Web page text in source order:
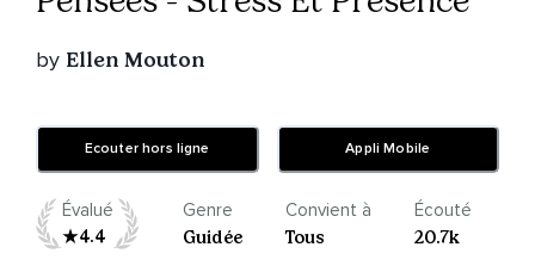
by Ellen Mouton
Ecouter hors ligne Appli Mobile
Évalué
4.4
Genre
Guidée
Convient à
Tous
Écouté
20.7k